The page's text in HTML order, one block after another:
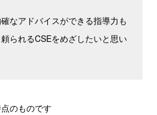
なアドバイスができる指導力も
られるCSEをめざしたいと思い
のものです